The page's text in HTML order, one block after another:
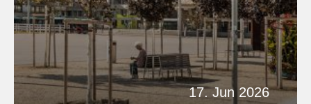
17. Jun 2026